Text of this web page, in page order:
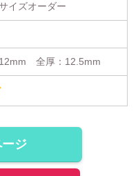
イズオーダー
全厚：12.5mm
ジ